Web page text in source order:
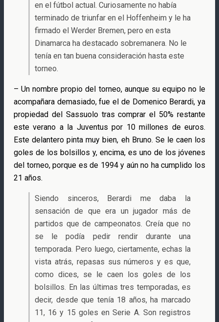
en el fútbol actual. Curiosamente no había
terminado de triunfar en el Hoffenheim y le ha
firmado el Werder Bremen, pero en esta
Dinamarca ha destacado sobremanera. No le
tenía en tan buena consideración hasta este
torneo.
– Un nombre propio del torneo, aunque su equipo no le
acompañara demasiado, fue el de Domenico Berardi, ya
propiedad del Sassuolo tras comprar el 50% restante
este verano a la Juventus por 10 millones de euros.
Este delantero pinta muy bien, eh Bruno. Se le caen los
goles de los bolsillos y, encima, es uno de los jóvenes
del torneo, porque es de 1994 y aún no ha cumplido los
21 años.
Siendo sinceros, Berardi me daba la
sensación de que era un jugador más de
partidos que de campeonatos. Creía que no
se le podía pedir rendir durante una
temporada. Pero luego, ciertamente, echas la
vista atrás, repasas sus números y es que,
como dices, se le caen los goles de los
bolsillos. En las últimas tres temporadas, es
decir, desde que tenía 18 años, ha marcado
11, 16 y 15 goles en Serie A. Son registros